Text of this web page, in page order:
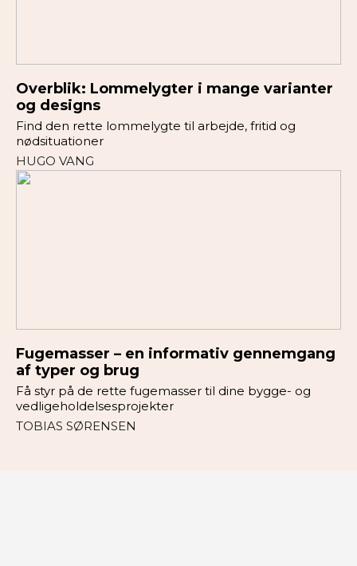
Overblik: Lommelygter i mange varianter
og designs
Find den rette lommelygte til arbejde, fritid og
nødsituationer
HUGO VANG
Fugemasser – en informativ gennemgang
af typer og brug
Få styr på de rette fugemasser til dine bygge- og
vedligeholdelsesprojekter
TOBIAS SØRENSEN